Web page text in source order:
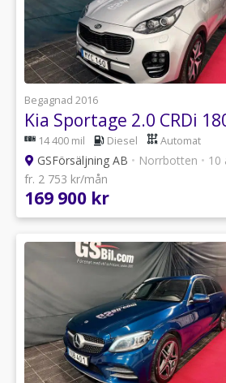
Begagnad 2016
14 400 mil Diesel Automat
GSFörsäljning AB • Norrbotten • 10
fr. 2 753 kr/mån
169 900 kr